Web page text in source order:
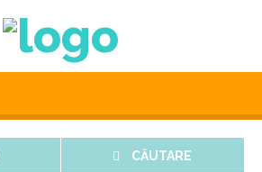
CĂUTARE